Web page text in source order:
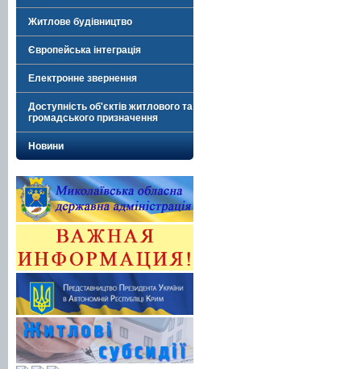
Житлове будівництво
Європейська інтеграція
Електронне звернення
Доступність об'єктів житлового та
громадського призначення
Новини